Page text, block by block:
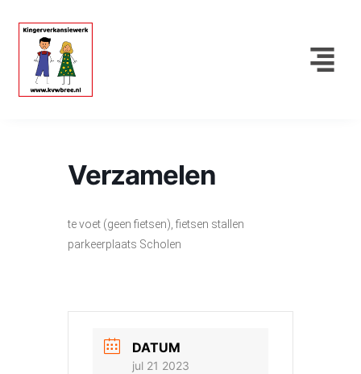
Verzamelen
te voet (geen fietsen), fietsen stallen
parkeerplaats Scholen
DATUM
jul 21 2023